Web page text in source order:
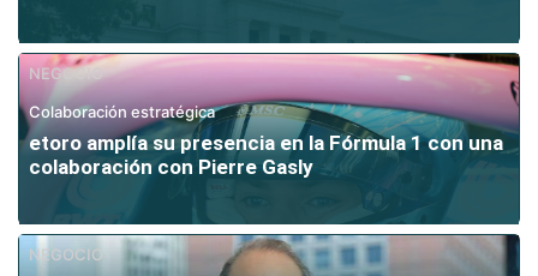
NEGOCIO
Colaboración estratégica
etoro amplía su presencia en la Fórmula 1 con una
colaboración con Pierre Gasly
NEGOCIO